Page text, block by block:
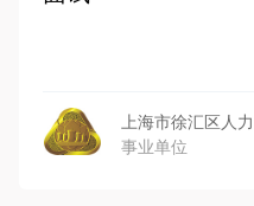
上海市徐汇区人
事业单位